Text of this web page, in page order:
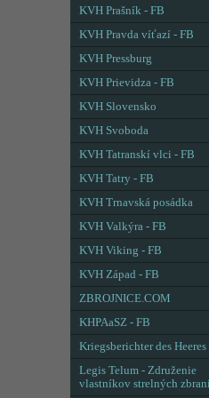
KVH Prašník - FB
KVH Pravda víťazí - FB
KVH Pressburg
KVH Prievidza - FB
KVH Slovensko
KVH Svoboda
KVH Tatranskí vlci - FB
KVH Tatry - FB
KVH Trnavská posádka
KVH Valkýra - FB
KVH Viking - FB
KVH Západ - FB
ZBROJNICE.COM
KHPAaSZ - FB
Kriegsberichter des Heeres
Legis Telum - Združenie
vlastníkov strelných